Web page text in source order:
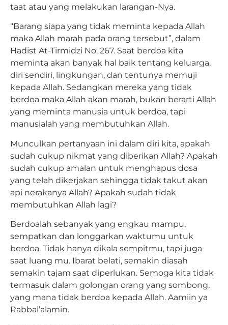
taat atau yang melakukan larangan-Nya.
“Barang siapa yang tidak meminta kepada Allah
maka Allah marah pada orang tersebut”, dalam
Hadist At-Tirmidzi No. 267. Saat berdoa kita
meminta akan banyak hal baik tentang keluarga,
diri sendiri, lingkungan, dan tentunya memuji
kepada Allah. Sedangkan mereka yang tidak
berdoa maka Allah akan marah, bukan berarti Allah
yang meminta manusia untuk berdoa, tapi
manusialah yang membutuhkan Allah.
Munculkan pertanyaan ini dalam diri kita, apakah
sudah cukup nikmat yang diberikan Allah? Apakah
sudah cukup amalan untuk menghapus dosa
yang telah dikerjakan sehingga tidak takut akan
api nerakanya Allah? Apakah sudah tidak
membutuhkan Allah lagi?
Berdoalah sebanyak yang engkau mampu,
sempatkan dan longgarkan waktumu untuk
berdoa. Tidak hanya dikala sempitmu, tapi juga
saat luang mu. Ibarat belati, semakin diasah
semakin tajam saat diperlukan. Semoga kita tidak
termasuk dalam golongan orang yang sombong,
yang mana tidak berdoa kepada Allah. Aamiin ya
Rabbal’alamin.